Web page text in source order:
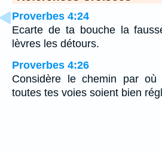
Proverbes 4:24
Ecarte de ta bouche la
lèvres les détours.
Proverbes 4:26
Considère le chemin par
toutes tes voies soient bien